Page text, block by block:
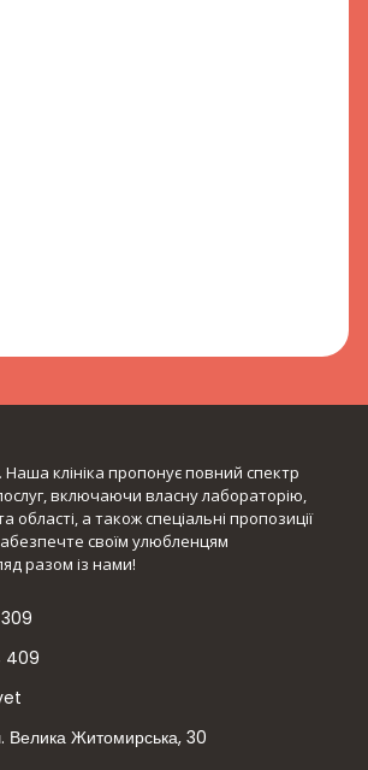
Наша клініка пропонує повний спектр
включаючи власну лабораторію,
області, а також спеціальні пропозиції
своїм улюбленцям
разом із нами!
409
Велика Житомирська, 30